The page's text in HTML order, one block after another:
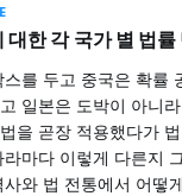
대한 각 국가 별 법률
를 두고 중국은 확률
일본은 도박이 아니
을 곧장 적용했다가
마다 이렇게 다른지
와 법 전통에서 어떻